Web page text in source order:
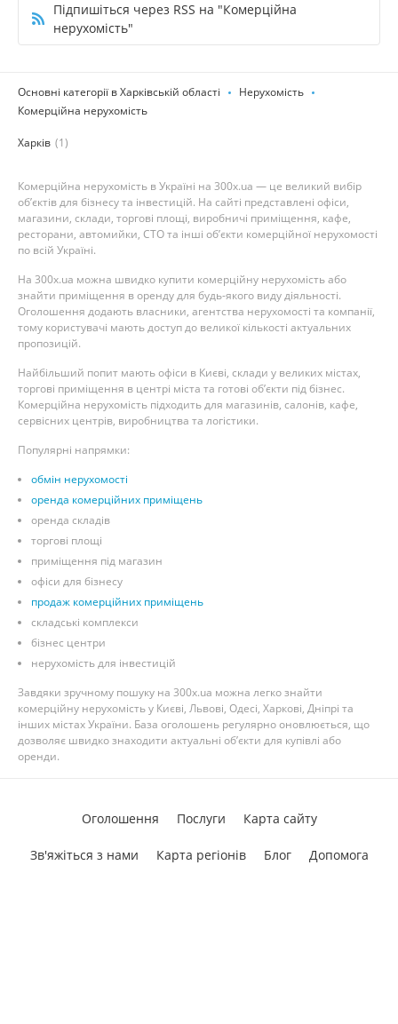
Підпишіться через RSS на "Комерційна
нерухомість"
Основні категорії в Харківській області
Нерухомість
Комерційна нерухомість
Харків (1)
Комерційна нерухомість в Україні на 300x.ua — це великий вибір
об’єктів для бізнесу та інвестицій. На сайті представлені офіси,
магазини, склади, торгові площі, виробничі приміщення, кафе,
ресторани, автомийки, СТО та інші об’єкти комерційної нерухомості
по всій Україні.
На 300x.ua можна швидко купити комерційну нерухомість або
знайти приміщення в оренду для будь-якого виду діяльності.
Оголошення додають власники, агентства нерухомості та компанії,
тому користувачі мають доступ до великої кількості актуальних
пропозицій.
Найбільший попит мають офіси в Києві, склади у великих містах,
торгові приміщення в центрі міста та готові об’єкти під бізнес.
Комерційна нерухомість підходить для магазинів, салонів, кафе,
сервісних центрів, виробництва та логістики.
Популярні напрямки:
обмін нерухомості
оренда комерційних приміщень
оренда складів
торгові площі
приміщення під магазин
офіси для бізнесу
продаж комерційних приміщень
складські комплекси
бізнес центри
нерухомість для інвестицій
Завдяки зручному пошуку на 300x.ua можна легко знайти
комерційну нерухомість у Києві, Львові, Одесі, Харкові, Дніпрі та
інших містах України. База оголошень регулярно оновлюється, що
дозволяє швидко знаходити актуальні об’єкти для купівлі або
оренди.
Оголошення Послуги Карта сайту
Зв'яжіться з нами Карта регіонів Блог Допомога